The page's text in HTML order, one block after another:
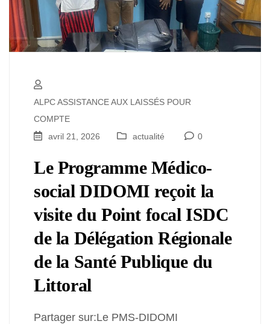
ALPC ASSISTANCE AUX LAISSÉS POUR
COMPTE
avril 21, 2026
actualité 0
Le Programme Médico-
social DIDOMI reçoit la
visite du Point focal ISDC
de la Délégation Régionale
de la Santé Publique du
Littoral
Partager sur:Le PMS-DIDOMI